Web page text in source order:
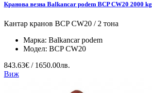
Кранова везна Balkancar podem BCP CW20 2000 kg
Кантар кранов BCP CW20 / 2 тона
Марка: Balkancar podem
Модел: BCP CW20
843.63€ / 1650.00лв.
Виж